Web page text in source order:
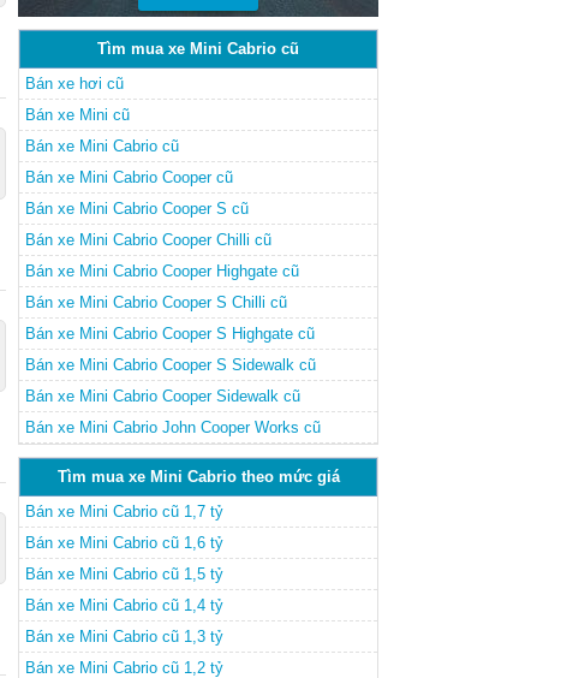
Tìm mua xe Mini Cabrio cũ
Bán xe hơi cũ
Bán xe Mini cũ
Bán xe Mini Cabrio cũ
Bán xe Mini Cabrio Cooper cũ
Bán xe Mini Cabrio Cooper S cũ
Bán xe Mini Cabrio Cooper Chilli cũ
Bán xe Mini Cabrio Cooper Highgate cũ
Bán xe Mini Cabrio Cooper S Chilli cũ
Bán xe Mini Cabrio Cooper S Highgate cũ
Bán xe Mini Cabrio Cooper S Sidewalk cũ
Bán xe Mini Cabrio Cooper Sidewalk cũ
Bán xe Mini Cabrio John Cooper Works cũ
Tìm mua xe Mini Cabrio theo mức giá
Bán xe Mini Cabrio cũ 1,7 tỷ
Bán xe Mini Cabrio cũ 1,6 tỷ
Bán xe Mini Cabrio cũ 1,5 tỷ
Bán xe Mini Cabrio cũ 1,4 tỷ
Bán xe Mini Cabrio cũ 1,3 tỷ
Bán xe Mini Cabrio cũ 1,2 tỷ